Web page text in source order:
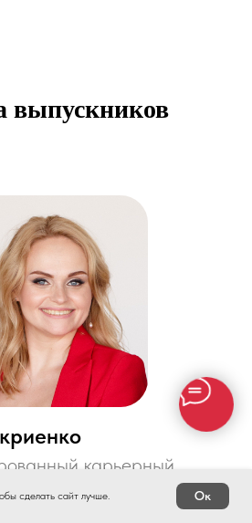
выпускников
карьерный
маркетинговым
сделать сайт лучше. Ок